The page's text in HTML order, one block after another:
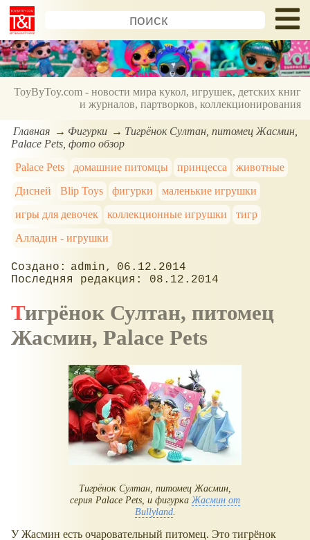
ToyByToy.com - новости мира кукол, игрушек, детских книг
и журналов, партворков, коллекционирования
Главная Фигурки
Тигрёнок Султан, питомец Жасмин,
Palace Pets, фото обзор
Palace Pets
домашние питомцы принцесса
животные
Дисней
Blip Toys фигурки
маленькие игрушки
игры для девочек
коллекционные игрушки
тигр
Алладин - игрушки
admin
06.12.2014
08.12.2014
Тигрёнок Султан, питомец
Жасмин, Palace Pets
Тигрёнок Султан, питомец Жасмин,
серия Palace Pets, и фигурка Жасмин от
Bullyland.
У Жасмин есть очаровательный питомец. Это тигрёнок